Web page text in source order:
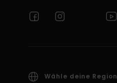
Wähle deine Region